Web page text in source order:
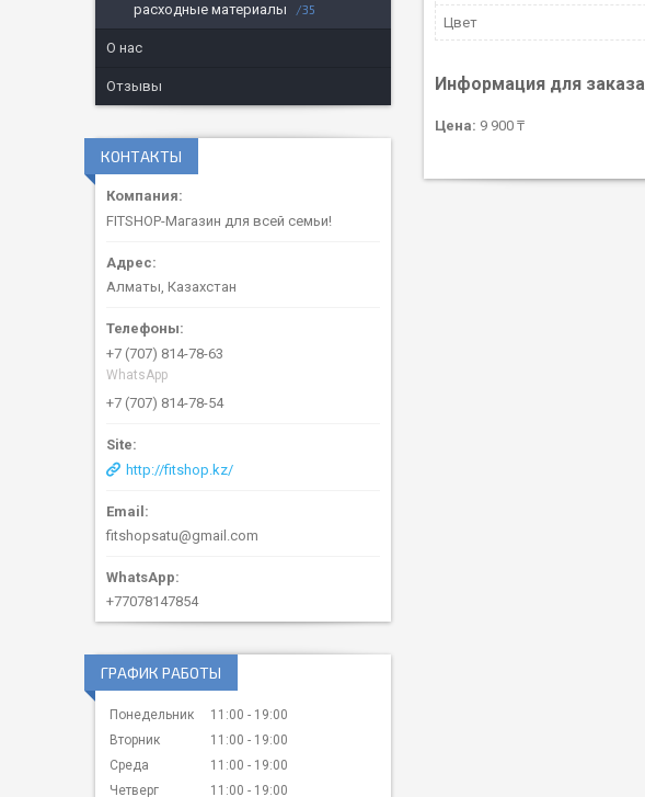
Цвет
Информация для заказа
Цена: 9 900 ₸
расходные материалы
35
О нас
Отзывы
КОНТАКТЫ
FITSHOP-Магазин для всей семьи!
Алматы, Казахстан
+7 (707) 814-78-63
WhatsApp
+7 (707) 814-78-54
http://fitshop.kz/
fitshopsatu@gmail.com
+77078147854
ГРАФИК РАБОТЫ
Понедельник 11:00
19:00
Вторник
11:00
19:00
Среда
11:00
19:00
Четверг
11:00 19:00